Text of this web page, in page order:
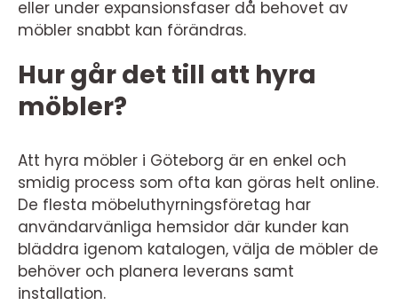
eller under expansionsfaser då behovet av
möbler snabbt kan förändras.
Hur går det till att hyra
möbler?
Att hyra möbler i Göteborg är en enkel och
smidig process som ofta kan göras helt online.
De flesta möbeluthyrningsföretag har
användarvänliga hemsidor där kunder kan
bläddra igenom katalogen, välja de möbler de
behöver och planera leverans samt
installation.